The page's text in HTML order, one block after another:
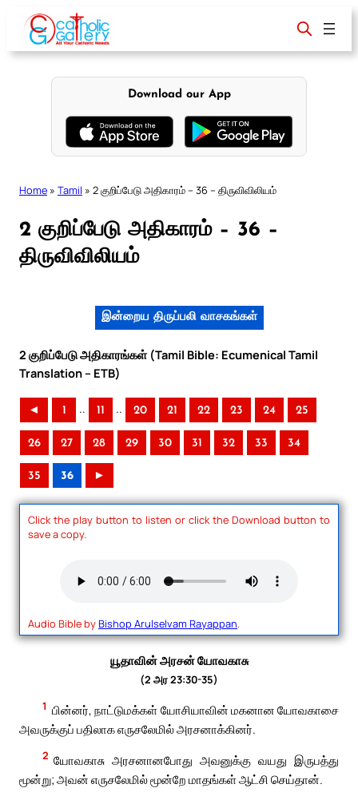
content
Download our App
Home » Tamil » 2 குறிப்பேடு அதிகாரம் – 36 – திருவிவிலியம்
2 குறிப்பேடு அதிகாரம் – 36 –
திருவிவிலியம்
இன்றைய திருப்பலி வாசகங்கள்
2 குறிப்பேடு அதிகாரங்கள் (Tamil Bible: Ecumenical Tamil
Translation – ETB)
◄ 1 .. 11 .. 20 21 22 23 24 25
26 27 28 29 30 31 32 33 34
35 36 ►
Click the play button to listen or click the Download button to
save a copy.
Audio Bible byBishop Arulselvam Rayappan.
யூதாவின் அரசன் யோவகாசு
(2 அர 23:30-35)
1 பின்னர், நாட்டுமக்கள் யோசியாவின் மகனான யோவகாசை
அவருக்குப் பதிலாக எருசலேமில் அரசனாக்கினர்.
2 யோவகாசு அரசனானபோது அவனுக்கு வயது இருபத்து
மூன்று; அவன் எருசலேமில் மூன்றே மாதங்கள் ஆட்சி செய்தான்.